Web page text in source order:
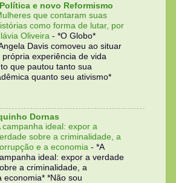
e novo Reformismo
que contaram suas
como forma de lutar, por
Oliveira - *O Globo*
Davis comoveu ao situar
própria experiência de vida
que pautou tanto sua
quanto seu ativismo*
Dornas
campanha ideal: expor a
sobre a criminalidade, a
e a economia - *A
ideal: expor a verdade
a criminalidade, a
economia* *Não sou